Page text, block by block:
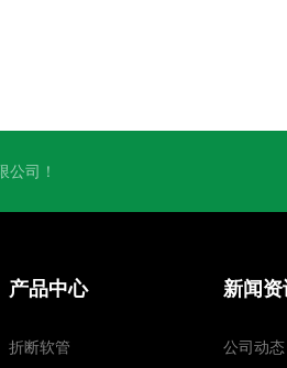
公司！
产品中心
折断软管
新闻资
公司动态